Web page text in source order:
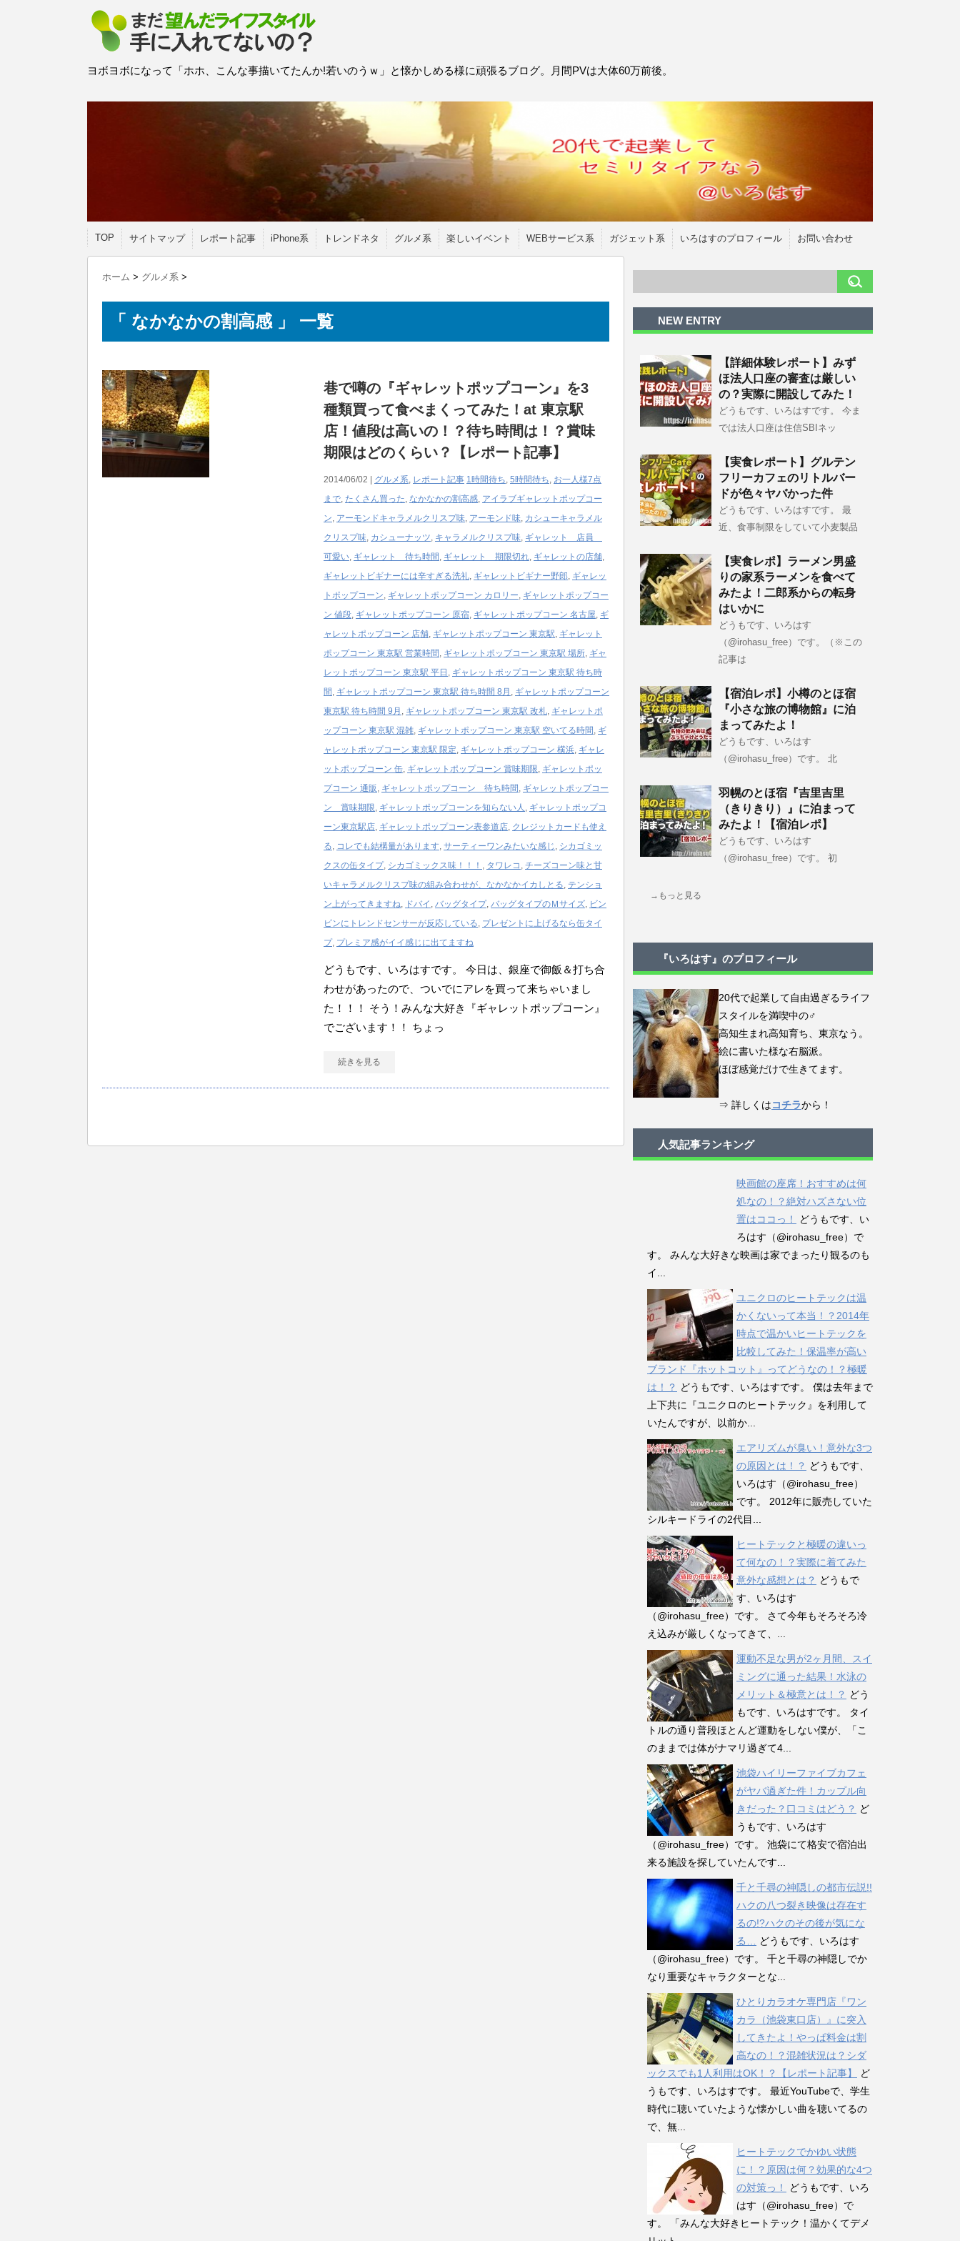
ヨボヨボになって「ホホ、こんな事描いてたんか!若いのうｗ」と懐かしめる様に頑張るブログ。月間PVは大体60万前後。
TOP サイトマップ レポート記事 iPhone系 トレンドネタ グルメ系 楽しいイベント WEBサービス系 ガジェット系 いろはすのプロフィール お問い合わせ
ホーム > グルメ系 >
「 なかなかの割高感 」 一覧
巷で噂の『ギャレットポップコーン』を3
種類買って食べまくってみた！at 東京駅
店！値段は高いの！？待ち時間は！？賞味
期限はどのくらい？【レポート記事】
2014/06/02 | グルメ系, レポート記事 1時間待ち, 5時間待ち, お一人様7点
まで, たくさん買った, なかなかの割高感, アイラブギャレットポップコー
ン, アーモンドキャラメルクリスプ味, アーモンド味, カシューキャラメル
クリスプ味, カシューナッツ, キャラメルクリスプ味, ギャレット 店員
可愛い, ギャレット 待ち時間 , ギャレット 期限切れ, ギャレットの店舗,
ギャレットビギナーには辛すぎる洗礼, ギャレットビギナー野郎, ギャレッ
トポップコーン, ギャレットポップコーン カロリー, ギャレットポップコー
ン 値段, ギャレットポップコーン 原宿, ギャレットポップコーン 名古屋, ギ
ャレットポップコーン 店舗, ギャレットポップコーン 東京駅, ギャレット
ポップコーン 東京駅 営業時間 , ギャレットポップコーン 東京駅 場所, ギャ
レットポップコーン 東京駅 平日 , ギャレットポップコーン 東京駅 待ち時
間 , ギャレットポップコーン 東京駅 待ち時間 8月 , ギャレットポップコーン
東京駅 待ち時間 9月 , ギャレットポップコーン 東京駅 改札, ギャレットポ
ップコーン 東京駅 混雑, ギャレットポップコーン 東京駅 空いてる時間 , ギ
ャレットポップコーン 東京駅 限定, ギャレットポップコーン 横浜, ギャレ
ットポップコーン 缶, ギャレットポップコーン 賞味期限, ギャレットポッ
プコーン 通販 , ギャレットポップコーン 待ち時間 , ギャレットポップコー
ン 賞味期限, ギャレットポップコーンを知らない人 , ギャレットポップコ
ーン東京駅店, ギャレットポップコーン表参道店, クレジットカードも使え
る, コレでも結構量があります, サーティーワンみたいな感じ , シカゴミッ
クスの缶タイプ, シカゴミックス味！！！ , タワレコ , チーズコーン味と甘
いキャラメルクリスプ味の組み合わせが、なかなかイカしとる, テンショ
ン上がってきますね, ドバイ , バッグタイプ, バッグタイプのＭサイズ, ビン
ビンにトレンドセンサーが反応している, プレゼントに上げるなら缶タイ
プ, プレミア感がイイ感じに出てますね
どうもです、いろはすです。 今日は、銀座で御飯＆打ち合
わせがあったので、ついでにアレを買って来ちゃいまし
た！！！ そう！みんな大好き『ギャレットポップコーン』
でございます！！ ちょっ
続きを見る
NEW ENTRY
【詳細体験レポート】みず
ほ法人口座の審査は厳しい
の？実際に開設してみた！
どうもです、いろはすです。 今ま
では法人口座は住信SBIネッ
【実食レポート】グルテン
フリーカフェのリトルバー
ドが色々ヤバかった件
どうもです、いろはすです。 最
近、食事制限をしていて小麦製品
【実食レポ】ラーメン男盛
りの家系ラーメンを食べて
みたよ！二郎系からの転身
はいかに
どうもです、いろはす
（@irohasu_free）です。（※この
記事は
【宿泊レポ】小樽のとほ宿
『小さな旅の博物館』に泊
まってみたよ！
どうもです、いろはす
（@irohasu_free）です。 北
羽幌のとほ宿『吉里吉里
（きりきり）』に泊まって
みたよ！【宿泊レポ】
どうもです、いろはす
（@irohasu_free）です。 初
→もっと見る
『いろはす』のプロフィール
20代で起業して自由過ぎるライフ
スタイルを満喫中の♂
高知生まれ高知育ち、東京なう。
絵に書いた様な右脳派。
ほぼ感覚だけで生きてます。
⇒ 詳しくはコチラから！
人気記事ランキング
映画館の座席！おすすめは何
処なの！？絶対ハズさない位
置はココっ！
どうもです、い
ろはす（@irohasu_free）で
す。 みんな大好きな映画は家でまったり観るのも
イ...
ユニクロのヒートテックは温
かくないって本当！？2014年
時点で温かいヒートテックを
比較してみた！保温率が高い
ブランド『ホットコット』ってどうなの！？極暖
は！？ どうもです、いろはすです。 僕は去年まで
上下共に『ユニクロのヒートテック』を利用して
いたんですが、以前か...
エアリズムが臭い！意外な3つ
の原因とは！？ どうもです、
いろはす（@irohasu_free）
です。 2012年に販売していた
シルキードライの2代目...
ヒートテックと極暖の違いっ
て何なの！？実際に着てみた
意外な感想とは？ どうもで
す、いろはす
（@irohasu_free）です。 さて今年もそろそろ冷
え込みが厳しくなってきて、...
運動不足な男が2ヶ月間、スイ
ミングに通った結果！水泳の
メリット＆極意とは！？ どう
もです、いろはすです。 タイ
トルの通り普段ほとんど運動をしない僕が、「こ
のままでは体がナマリ過ぎて4...
池袋ハイリーファイブカフェ
がヤバ過ぎた件！カップル向
きだった？口コミはどう？ ど
うもです、いろはす
（@irohasu_free）です。 池袋にて格安で宿泊出
来る施設を探していたんです...
千と千尋の神隠しの都市伝説!!
ハクの八つ裂き映像は存在す
るの!?ハクのその後が気にな
る…
どうもです、いろはす
（@irohasu_free）です。 千と千尋の神隠しでか
なり重要なキャラクターとな...
ひとりカラオケ専門店『ワン
カラ（池袋東口店）』に突入
してきたよ！やっぱ料金は割
高なの！？混雑状況は？シダ
ックスでも1人利用はOK！？【レポート記事】
ど
うもです、いろはすです。 最近YouTubeで、学生
時代に聴いていたような懐かしい曲を聴いてるの
で、無...
ヒートテックでかゆい状態
に！？原因は何？効果的な4つ
の対策っ！
どうもです、いろ
はす（@irohasu_free）で
す。 「みんな大好きヒートテック！温かくてデメ